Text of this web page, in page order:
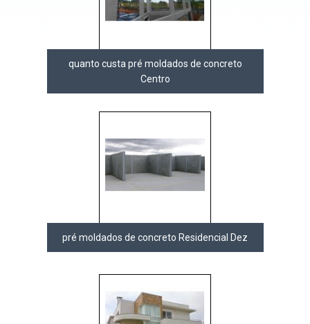
quanto custa pré moldados de concreto
Centro
pré moldados de concreto Residencial Dez